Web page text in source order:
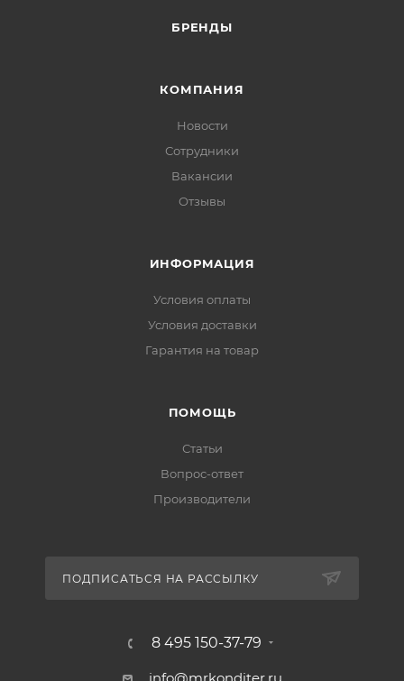
БРЕНДЫ
КОМПАНИЯ
Новости
Сотрудники
Вакансии
Отзывы
ИНФОРМАЦИЯ
Условия оплаты
Условия доставки
Гарантия на товар
ПОМОЩЬ
Статьи
Вопрос-ответ
Производители
ПОДПИСАТЬСЯ НА РАССЫЛКУ
8 495 150-37-79